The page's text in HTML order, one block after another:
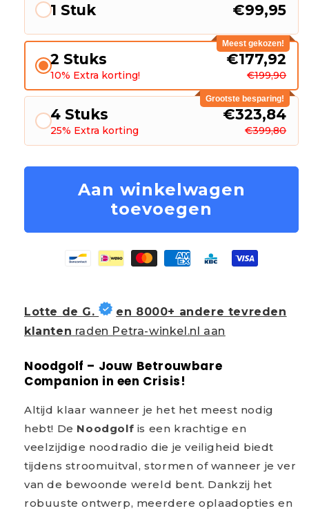
1 Stuk €99,95
Meest gekozen!
2 Stuks
10% Extra korting!
€177,92
€199,90
Grootste besparing!
4 Stuks
25% Extra korting
€323,84
€399,80
Aan winkelwagen
toevoegen
Lotte de G.
en 8000+ andere tevreden
klanten raden Petra-winkel.nl aan
Noodgolf – Jouw Betrouwbare
Companion in een Crisis!
Altijd klaar wanneer je het het meest nodig
hebt! De Noodgolf is een krachtige en
veelzijdige noodradio die je veiligheid biedt
tijdens stroomuitval, stormen of wanneer je ver
van de bewoonde wereld bent. Dankzij het
robuuste ontwerp, meerdere oplaadopties en